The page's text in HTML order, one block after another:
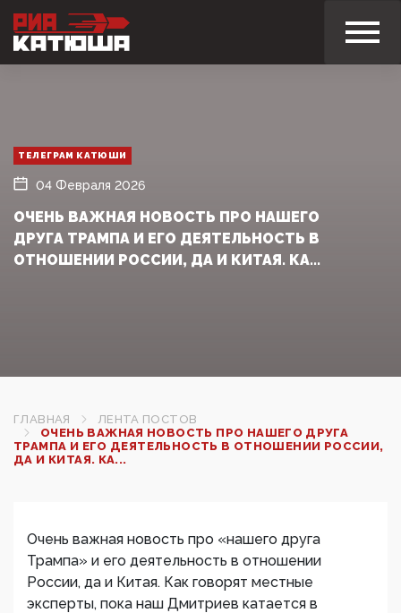
ТЕЛЕГРАМ КАТЮШИ
04 Февраля 2026
ОЧЕНЬ ВАЖНАЯ НОВОСТЬ ПРО НАШЕГО
ДРУГА ТРАМПА И ЕГО ДЕЯТЕЛЬНОСТЬ В
ОТНОШЕНИИ РОССИИ, ДА И КИТАЯ. КА...
ГЛАВНАЯ
ЛЕНТА ПОСТОВ
ОЧЕНЬ ВАЖНАЯ НОВОСТЬ ПРО НАШЕГО ДРУГА
ТРАМПА И ЕГО ДЕЯТЕЛЬНОСТЬ В ОТНОШЕНИИ РОССИИ,
ДА И КИТАЯ. КА...
Очень важная новость про «нашего друга
Трампа» и его деятельность в отношении
России, да и Китая. Как говорят местные
эксперты, пока наш Дмитриев катается в